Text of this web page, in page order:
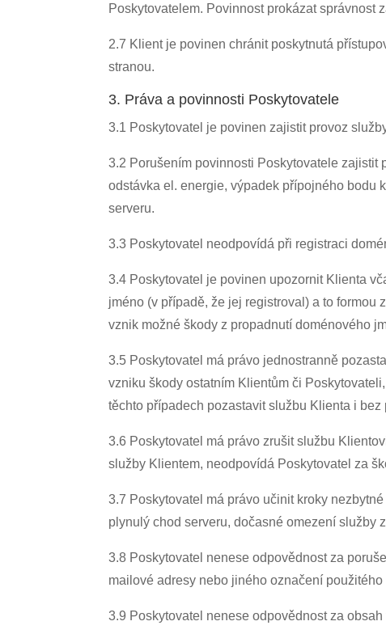
Poskytovatelem. Povinnost prokázat správnost
2.7 Klient je povinen chránit poskytnutá
stranou.
3. Práva a povinnosti Poskytovatele
3.1 Poskytovatel je povinen zajistit provoz
3.2 Porušením povinnosti Poskytovatele
odstávka el. energie, výpadek přípojného bodu
serveru.
3.3 Poskytovatel neodpovídá při registraci
3.4 Poskytovatel je povinen upozornit Klienta
jméno (v případě, že jej registroval) a to
vznik možné škody z propadnutí doménového
3.5 Poskytovatel má právo jednostranně
vzniku škody ostatním Klientům či
těchto případech pozastavit službu Klienta i
3.6 Poskytovatel má právo zrušit službu
služby Klientem, neodpovídá Poskytovatel za
3.7 Poskytovatel má právo učinit kroky
plynulý chod serveru, dočasné omezení služby
3.8 Poskytovatel nenese odpovědnost za
mailové adresy nebo jiného označení
3.9 Poskytovatel nenese odpovědnost za